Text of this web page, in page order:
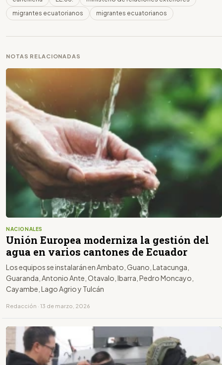
migrantes ecuatorianos
migrantes ecuatorianos
NOTAS RELACIONADAS
NACIONALES
Unión Europea moderniza la gestión del
agua en varios cantones de Ecuador
Los equipos se instalarán en Ambato, Guano, Latacunga,
Guaranda, Antonio Ante, Otavalo, Ibarra, Pedro Moncayo,
Cayambe, Lago Agrio y Tulcán
Redacción · 13 de marzo, 2026